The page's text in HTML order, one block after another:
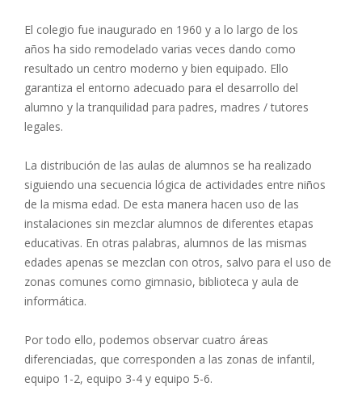
El colegio fue inaugurado en 1960 y a lo largo de los
años ha sido remodelado varias veces dando como
resultado un centro moderno y bien equipado. Ello
garantiza el entorno adecuado para el desarrollo del
alumno y la tranquilidad para padres, madres / tutores
legales.
La distribución de las aulas de alumnos se ha realizado
siguiendo una secuencia lógica de actividades entre niños
de la misma edad. De esta manera hacen uso de las
instalaciones sin mezclar alumnos de diferentes etapas
educativas. En otras palabras, alumnos de las mismas
edades apenas se mezclan con otros, salvo para el uso de
zonas comunes como gimnasio, biblioteca y aula de
informática.
Por todo ello, podemos observar cuatro áreas
diferenciadas, que corresponden a las zonas de infantil,
equipo 1-2, equipo 3-4 y equipo 5-6.